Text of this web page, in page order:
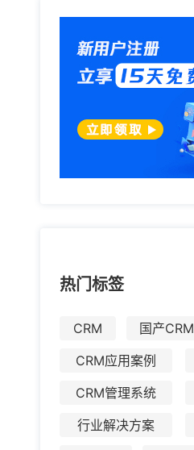
热门标签
CRM 国产CRM
CRM应用案例
CRM管理系统
行业解决方案